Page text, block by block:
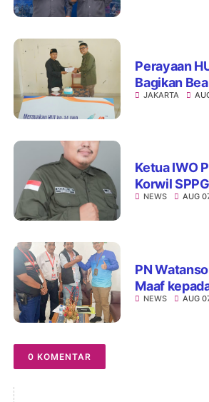
Perayaan
Bagikan
Siswa SD
JAKARTA
Ketua IWO
Korwil
Ditemukan
NEWS AUG
PN
Maaf
Tegaskan
NEWS AUG
0 KOMENTAR